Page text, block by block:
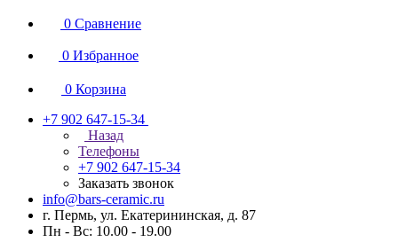
0 Сравнение
0 Избранное
0 Корзина
+7 902 647-15-34
Назад
Телефоны
+7 902 647-15-34
Заказать звонок
info@bars-ceramic.ru
г. Пермь, ул. Екатерининская, д. 87
Пн - Вс: 10.00 - 19.00